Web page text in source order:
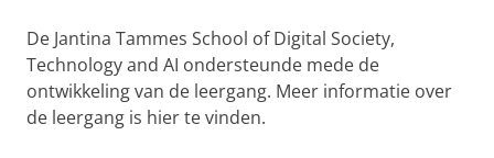
De Jantina Tammes School of Digital Society,
Technology and AI ondersteunde mede de
ontwikkeling van de leergang. Meer informatie over
de leergang is hier te vinden.